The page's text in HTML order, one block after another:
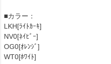
■カラー：
LKH[ﾗｲﾄｶｰｷ]
NV0[ﾈｲﾋﾞｰ]
OG0[ｵﾚﾝｼﾞ]
WT0[ﾎﾜｲﾄ]